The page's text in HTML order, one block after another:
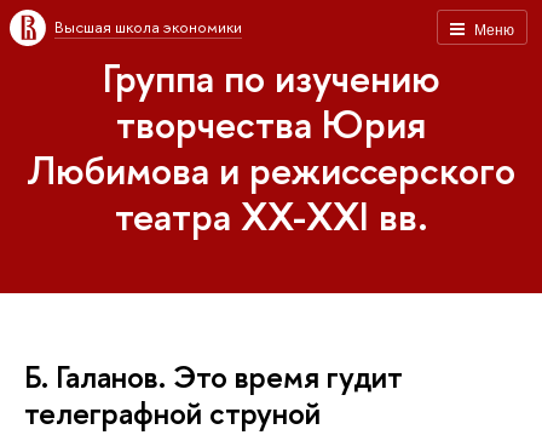
Меню
Высшая школа экономики
Группа по изучению
творчества Юрия
Любимова и режиссерского
театра XX-XXI вв.
Б. Галанов. Это время гудит
телеграфной струной